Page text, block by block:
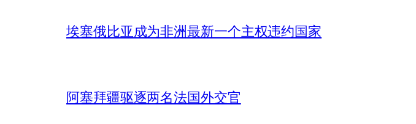
埃塞俄比亚成为非洲最新一个主权违约国家
阿塞拜疆驱逐两名法国外交官